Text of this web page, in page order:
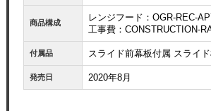
商品構成
レンジフード：OGR-REC-
工事費：CONSTRUCTION-
付属品 スライド前幕板付属 スライ
発売日 2020年8月